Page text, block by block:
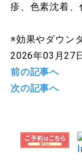
疹、色素沈着、
※効果やダウン
2026年03月27
前の記事へ
次の記事へ